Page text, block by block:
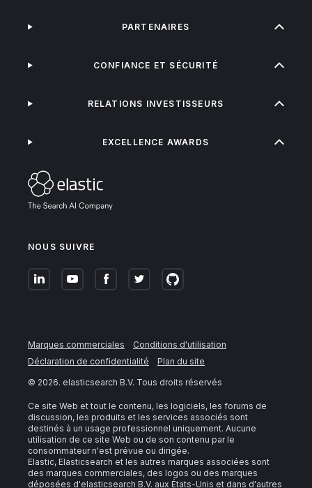
NOUS SUIVRE
PARTENAIRES
CONFIANCE ET SÉCURITÉ
RELATIONS INVESTISSEURS
EXCELLENCE AWARDS
Marques commerciales
Conditions d'utilisation
Déclaration de confidentialité
Plan du site
© 2026. elasticsearch B.V. Tous droits réservés
Ce site Web et tout le contenu, les logiciels, les forums de
discussion, les produits et les services associés sont
destinés à un usage professionnel uniquement. Aucune
utilisation de ce site Web ou de son contenu par le
consommateur n'est prévue ou dirigée.
Elastic, Elasticsearch et les autres marques associées sont
des marques commerciales, des logos ou des marques
déposées d'elasticsearch B.V. aux États-Unis et dans d'autres